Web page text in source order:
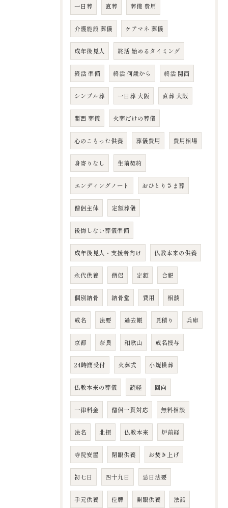
一日葬 直葬 葬儀 費用
介護施設 葬儀 ケアマネ 葬儀
成年後見人 終活 始めるタイミング
終活 準備 終活 何歳から 終活 関西
シンプル葬 一日葬 大阪 直葬 大阪
関西 葬儀 火葬だけの葬儀
心のこもった供養 葬儀費用 費用相場
身寄りなし 生前契約
エンディングノート おひとりさま葬
僧侶主体 定額葬儀
後悔しない葬儀準備
成年後見人・支援者向け 仏教本来の供養
永代供養 僧侶 定額 合祀
個別納骨 納骨堂 費用 相談
戒名 法要 過去帳 見積り 兵庫
京都 奈良 和歌山 戒名授与
24時間受付 火葬式 小規模葬
仏教本来の葬儀 読経 回向
一律料金 僧侶一貫対応 無料相談
法名 北摂 仏教本来 炉前経
寺院安置 閉眼供養 お焚き上げ
初七日 四十九日 忌日法要
手元供養 位牌 開眼供養 法話